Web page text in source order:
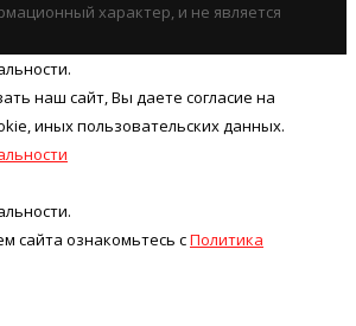
характер, и не является
наш cайт, Вы даете согласие на
иных пользовательских данных.
сайта ознакомьтесь сПолитика